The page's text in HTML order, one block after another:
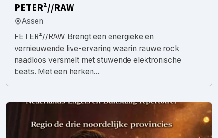
PETER²//RAW
Assen
PETER²//RAW Brengt een energieke en
vernieuwende live-ervaring waarin rauwe rock
naadloos versmelt met stuwende elektronische
beats. Met een herken...